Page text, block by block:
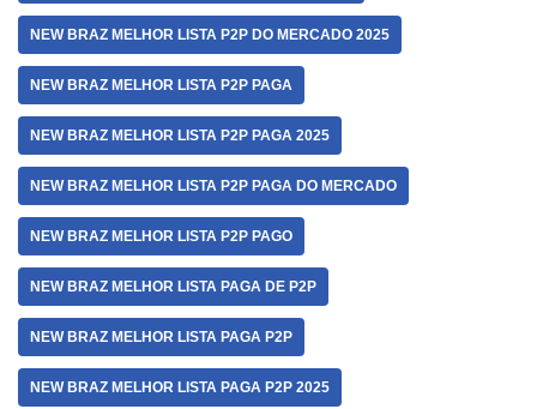
NEW BRAZ MELHOR LISTA P2P DO MERCADO 2025
NEW BRAZ MELHOR LISTA P2P PAGA
NEW BRAZ MELHOR LISTA P2P PAGA 2025
NEW BRAZ MELHOR LISTA P2P PAGA DO MERCADO
NEW BRAZ MELHOR LISTA P2P PAGO
NEW BRAZ MELHOR LISTA PAGA DE P2P
NEW BRAZ MELHOR LISTA PAGA P2P
NEW BRAZ MELHOR LISTA PAGA P2P 2025